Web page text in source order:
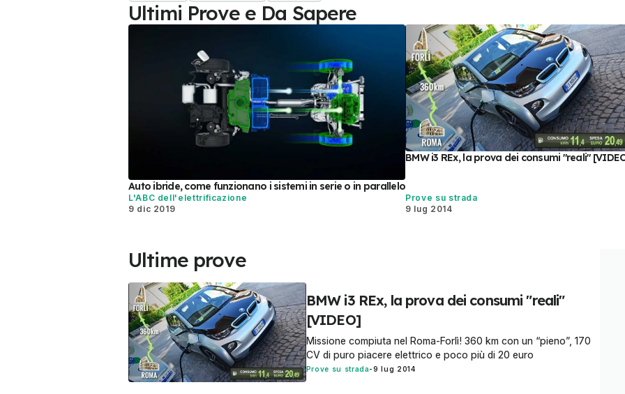
Ultimi Prove e Da Sapere
Auto ibride, come funzionano i sistemi in serie o in parallelo
L'ABC dell'elettrificazione
9 dic 2019
BMW i3 REx, la prova dei consumi "reali"
Prove su strada
9 lug 2014
Ultime prove
BMW i3 REx, la prova dei consumi "reali"
[VIDEO]
Missione compiuta nel Roma-Forlì! 360 km con un “pieno”, 170
CV di puro piacere elettrico e poco più di 20 euro
Prove su strada-9 lug 2014